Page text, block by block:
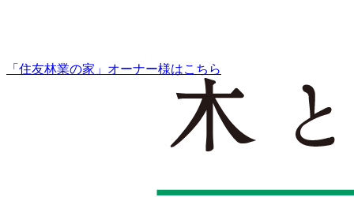
「住友林業の家」オーナー様はこちら